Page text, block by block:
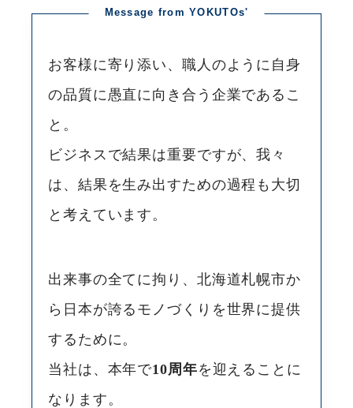
お客様に寄り添い、職人のように自身
の品質に愚直に向き合う企業であるこ
と。
ビジネスで結果は重要ですが、我々
は、結果を生み出すための過程も大切
と考えています。
出来事の全てに拘り、北海道札幌市か
ら日本が誇るモノづくりを世界に提供
するために。
当社は、本年で10周年を迎えることに
なります。